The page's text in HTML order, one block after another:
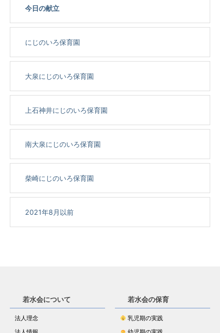
今日の献立
にじのいろ保育園
大泉にじのいろ保育園
上石神井にじのいろ保育園
南大泉にじのいろ保育園
柴崎にじのいろ保育園
2021年8月以前
若水会について
法人理念
若水会の保育
乳児期の実践